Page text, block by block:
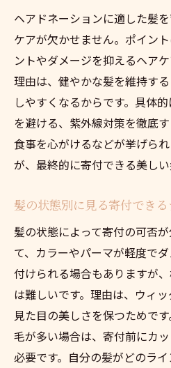
ヘアドネーションに適した髪
ケアが欠かせません。ポイン
ントやダメージを抑えるヘア
理由は、健やかな髪を維持す
しやすくなるからです。具体
を避ける、紫外線対策を徹底
食事を心がけるなどが挙げら
が、最終的に寄付できる美しい
髪の状態別に見る寄付できる
髪の状態によって寄付の可否
て、カラーやパーマが軽度で
付けられる場合もありますが
は難しいです。理由は、ウィ
見た目の美しさを保つためで
毛が多い場合は、寄付前にカ
必要です。自分の髪がどのラ